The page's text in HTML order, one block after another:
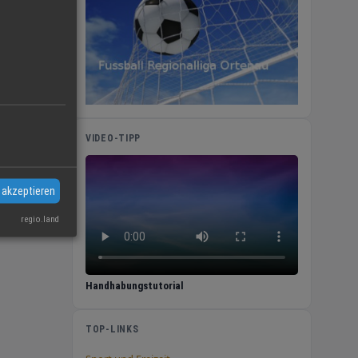
VIDEO-TIPP
Handhabungstutorial
TOP-LINKS
regio.land